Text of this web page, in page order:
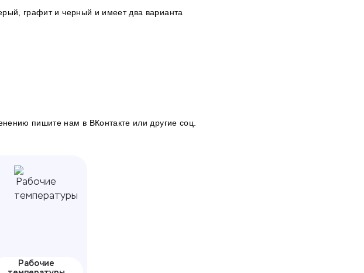
графит и черный и имеет два варианта
пишите нам в ВКонтакте или другие соц.
Рабочие